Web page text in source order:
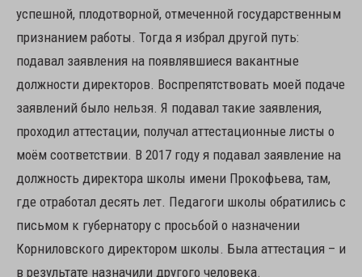
успешной, плодотворной, отмеченной государственным
признанием работы. Тогда я избрал другой путь:
подавал заявления на появлявшиеся вакантные
должности директоров. Воспрепятствовать моей подаче
заявлений было нельзя. Я подавал такие заявления,
проходил аттестации, получал аттестационные листы о
моём соответствии. В 2017 году я подавал заявление на
должность директора школы имени Прокофьева, там,
где отработал десять лет. Педагоги школы обратились с
письмом к губернатору с просьбой о назначении
Корниловского директором школы. Была аттестация – и
в результате назначили другого человека.